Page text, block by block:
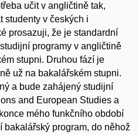
učit v angličtině tak,
studenty v českých i
prosazuji, že je standardní
programy v angličtině
stupni. Druhou fází je
už na bakalářském stupni.
a bude zahájený studijní
and European Studies a
mého funkčního období
program, do něhož